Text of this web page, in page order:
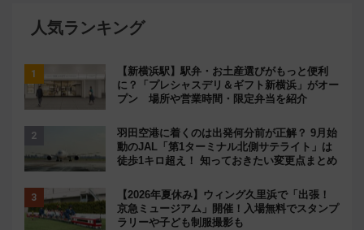
人気ランキング
【新横浜駅】駅弁・お土産選びがもっと便利
に？「プレシャスデリ＆ギフト新横浜」がオー
プン 場所や営業時間・限定弁当を紹介
羽田空港に着くのは出発何分前が正解？ 9月始
動のJAL「第1ターミナル北側サテライト」は
徒歩1キロ超え！ 知っておきたい変更点まとめ
【2026年夏休み】ウィング久里浜で「出張！
京急ミュージアム」開催！入場無料でスタンプ
ラリーや子ども制服撮影も